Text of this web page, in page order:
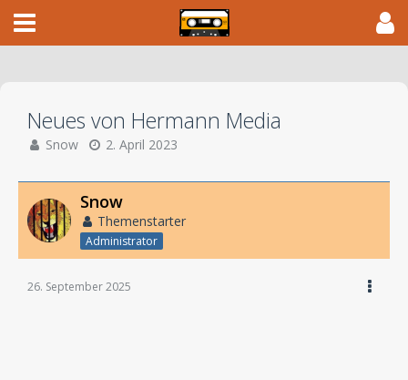
Neues von Hermann Media
Snow 2. April 2023
Snow
Themenstarter
Administrator
26. September 2025